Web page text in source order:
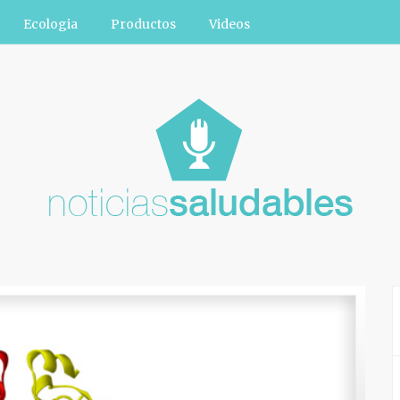
Ecologia Productos Videos